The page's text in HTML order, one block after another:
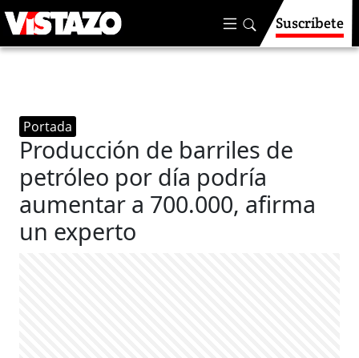
Suscríbete
Portada
Producción de barriles de
petróleo por día podría
aumentar a 700.000, afirma
un experto